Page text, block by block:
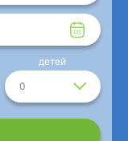
0
детей